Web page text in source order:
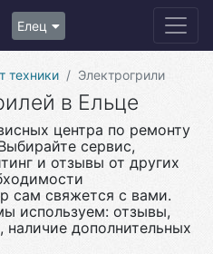
Елец
техники Электрогрили
в Ельце
центра по ремонту
сервис,
и отзывы от других
сам свяжется с вами.
используем: отзывы,
наличие дополнительных